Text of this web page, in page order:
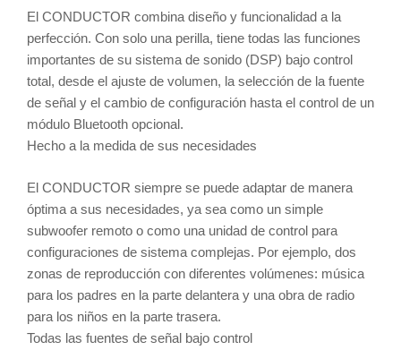
El CONDUCTOR combina diseño y funcionalidad a la
perfección. Con solo una perilla, tiene todas las funciones
importantes de su sistema de sonido (DSP) bajo control
total, desde el ajuste de volumen, la selección de la fuente
de señal y el cambio de configuración hasta el control de un
módulo Bluetooth opcional.
Hecho a la medida de sus necesidades
El CONDUCTOR siempre se puede adaptar de manera
óptima a sus necesidades, ya sea como un simple
subwoofer remoto o como una unidad de control para
configuraciones de sistema complejas. Por ejemplo, dos
zonas de reproducción con diferentes volúmenes: música
para los padres en la parte delantera y una obra de radio
para los niños en la parte trasera.
Todas las fuentes de señal bajo control